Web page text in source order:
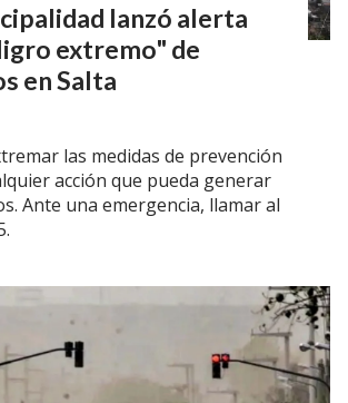
lanzó alerta
extremo" de
en Salta
las medidas de prevención
acción que pueda generar
Ante una emergencia, llamar al